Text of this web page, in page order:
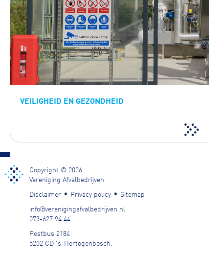
VEILIGHEID EN GEZONDHEID
Copyright © 2026
Vereniging Afvalbedrijven
Disclaimer
Privacy policy
Sitemap
info@verenigingafvalbedrijven.nl
073-627 94 44
Postbus 2184
5202 CD 's-Hertogenbosch.